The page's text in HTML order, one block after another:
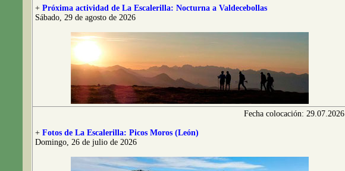
+ Próxima actividad de La Escalerilla: Nocturna a Valdecebollas
Sábado, 29 de agosto de 2026
Fecha colocación: 29.07.2026
+ Fotos de La Escalerilla: Picos Moros (León)
Domingo, 26 de julio de 2026